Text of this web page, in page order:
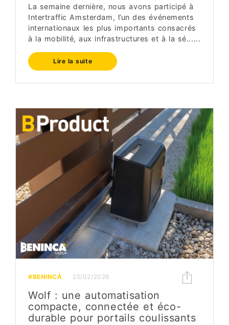
La semaine dernière, nous avons participé à
Intertraffic Amsterdam, l’un des événements
internationaux les plus importants consacrés
à la mobilité, aux infrastructures et à la sé......
Lire la suite
#BENINCÀ 25/02/2026
Wolf : une automatisation
compacte, connectée et éco-
durable pour portails coulissants